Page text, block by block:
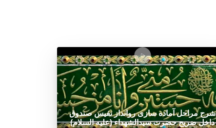
شرح مراحل آماده سازی روانداز نفیس صندوق
داخل ضریح حضرت سیدالشهداء (علیه السلام)